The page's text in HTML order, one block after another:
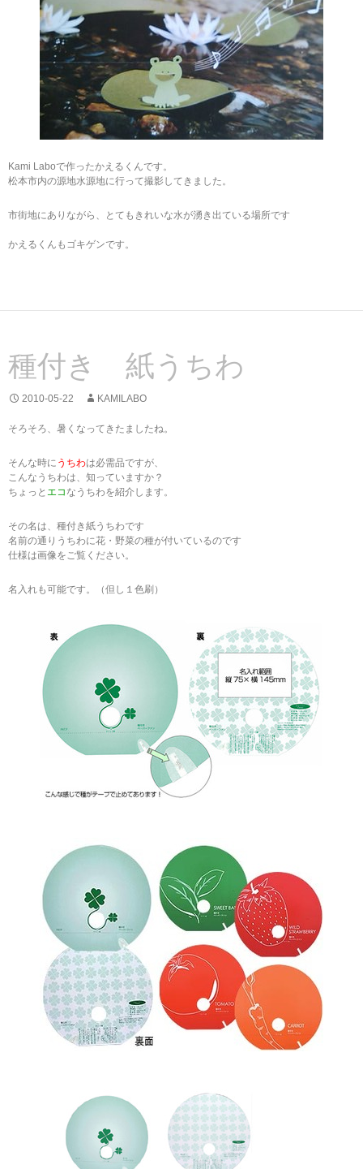
Kami Laboで作ったかえるくんです。
松本市内の源地水源地に行って撮影してきました。
市街地にありながら、とてもきれいな水が湧き出ている場所です
かえるくんもゴキゲンです。
種付き 紙うちわ
2010-05-22 KAMILABO
そろそろ、暑くなってきたましたね。
そんな時に うちわは必需品ですが、
こんなうちわは、知っていますか？
ちょっと エコ なうちわを紹介します。
その名は、種付き紙うちわです
名前の通りうちわに花・野菜の種が付いているのです
仕様は画像をご覧ください。
名入れも可能です。（但し１色刷）